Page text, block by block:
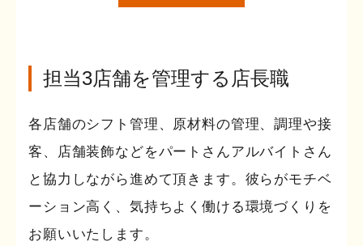
担当3店舗を管理する店長職
各店舗のシフト管理、原材料の管理、調理や接
客、店舗装飾などをパートさんアルバイトさん
と協力しながら進めて頂きます。彼らがモチベ
ーション高く、気持ちよく働ける環境づくりを
お願いいたします。